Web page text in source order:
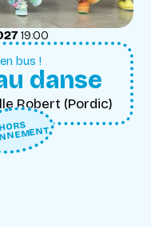
19:00
bus !
danse
Robert (Pordic)